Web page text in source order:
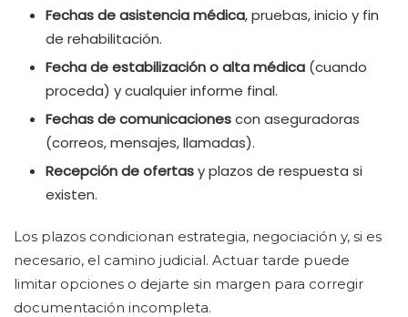
Fechas de asistencia médica, pruebas, inicio y fin
de rehabilitación.
Fecha de estabilización o alta médica (cuando
proceda) y cualquier informe final.
Fechas de comunicacionescon aseguradoras
(correos, mensajes, llamadas).
Recepción de ofertasy plazos de respuesta si
existen.
Los plazos condicionan estrategia, negociación y, si es
necesario, el camino judicial. Actuar tarde puede
limitar opciones o dejarte sin margen para corregir
documentación incompleta.